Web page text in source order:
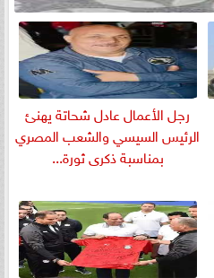
رجل الأعمال عادل شحاتة يهنئ
الرئيس السيسي والشعب المصري
بمناسبة ذكرى ثورة...